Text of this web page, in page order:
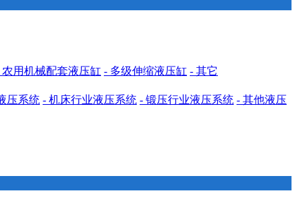
农用机械配套液压缸 - 多级伸缩液压缸 - 其它
压系统 - 机床行业液压系统 - 锻压行业液压系统 - 其他液压